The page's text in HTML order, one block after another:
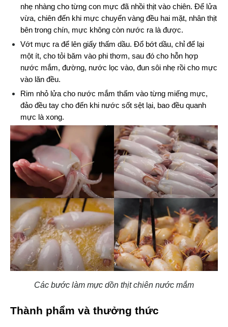
nhẹ nhàng cho từng con mực đã nhồi thịt vào chiên. Để lửa
vừa, chiên đến khi mực chuyển vàng đều hai mặt, nhân thịt
bên trong chín, mực không còn nước ra là được.
Vớt mực ra để lên giấy thấm dầu. Đổ bớt dầu, chỉ để lại
một ít, cho tỏi băm vào phi thơm, sau đó cho hỗn hợp
nước mắm, đường, nước lọc vào, đun sôi nhẹ rồi cho mực
vào lăn đều.
Rim nhỏ lửa cho nước mắm thấm vào từng miếng mực,
đảo đều tay cho đến khi nước sốt sệt lại, bao đều quanh
mực là xong.
Các bước làm mực dồn thịt chiên nước mắm
Thành phẩm và thưởng thức